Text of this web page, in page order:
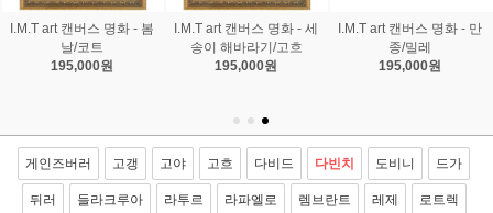
- 만
I.M.T art 캔버스 명화 - 붉
은조화/마티스
195,000원
I.M.T art 캔버스 명화 - 스
프링부케/르느와르
195,000원
I.M.T art 캔버스 명
가의 정원/모네
195,000원
게인즈버러 고갱 고야 고흐 다비드 다빈치 도비니 드가
뒤러 들라크루아 라투르 라파엘로 렘브란트 레제 로트렉